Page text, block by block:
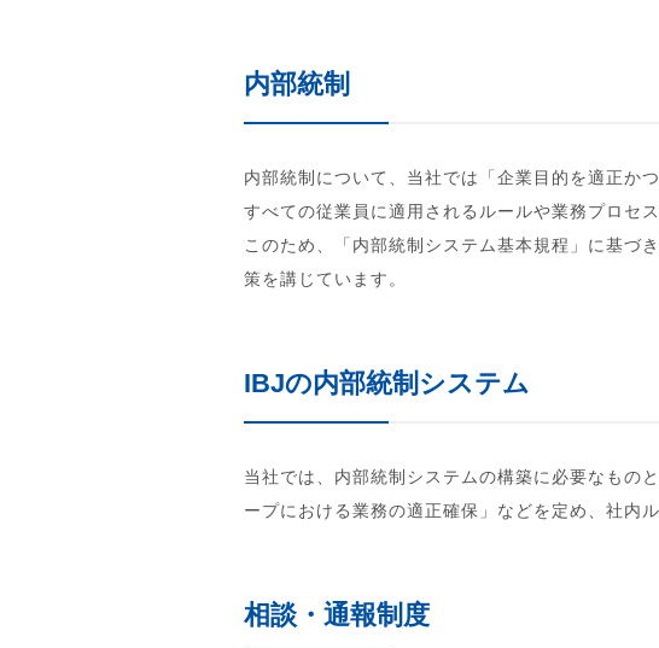
内部統制
内部統制について、当社では「企業目的を適正か
すべての従業員に適用されるルールや業務プロセ
このため、「内部統制システム基本規程」に基づ
策を講じています。
IBJの内部統制システム
当社では、内部統制システムの構築に必要なもの
ープにおける業務の適正確保」などを定め、社内
相談・通報制度